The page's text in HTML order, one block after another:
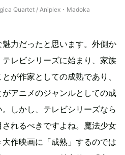
Quartet / Aniplex・Madoka
魅力だったと思います。外側か
レビシリーズに始まり、家族
が作家としての成熟であり、
アニメのジャンルとしての成
しかし、テレビシリーズなら
れるべきですよね。魔法少女
作映画に「成熟」するのでは